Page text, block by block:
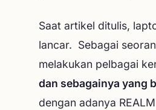
Saat artikel ditulis,
lancar. Sebagai
melakukan pelbagai
dan sebagainya yang
dengan adanya